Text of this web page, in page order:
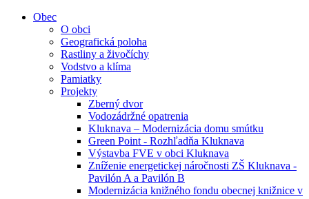
Obec
O obci
Geografická poloha
Rastliny a živočíchy
Vodstvo a klíma
Pamiatky
Projekty
Zberný dvor
Vodozádržné opatrenia
Kluknava – Modernizácia domu smútku
Green Point - Rozhľadňa Kluknava
Výstavba FVE v obci Kluknava
Zníženie energetickej náročnosti ZŠ Kluknava -
Pavilón A a Pavilón B
Modernizácia knižného fondu obecnej knižnice v